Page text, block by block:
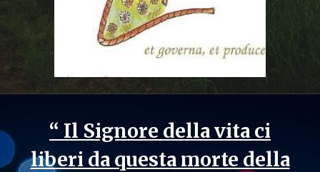
“ Il Signore della vita ci
liberi da questa morte della